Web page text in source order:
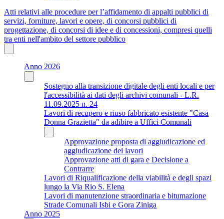
Atti relativi alle procedure per l’affidamento di appalti pubblici di
servizi, forniture, lavori e opere, di concorsi pubblici di
progettazione, di concorsi di idee e di concessioni, compresi quelli
tra enti nell'ambito del settore pubblico
Anno 2026
Sostegno alla transizione digitale degli enti locali e per
l'accessibilità ai dati degli archivi comunali - L.R.
11.09.2025 n. 24
Lavori di recupero e riuso fabbricato esistente "Casa
Donna Grazietta" da adibire a Uffici Comunali
Approvazione proposta di aggiudicazione ed
aggiudicazione dei lavori
Approvazione atti di gara e Decisione a
Contrarre
Lavori di Riqualificazione della viabilità e degli spazi
lungo la Via Rio S. Elena
Lavori di manutenzione straordinaria e bitumazione
Strade Comunali Isbi e Gora Ziniga
Anno 2025